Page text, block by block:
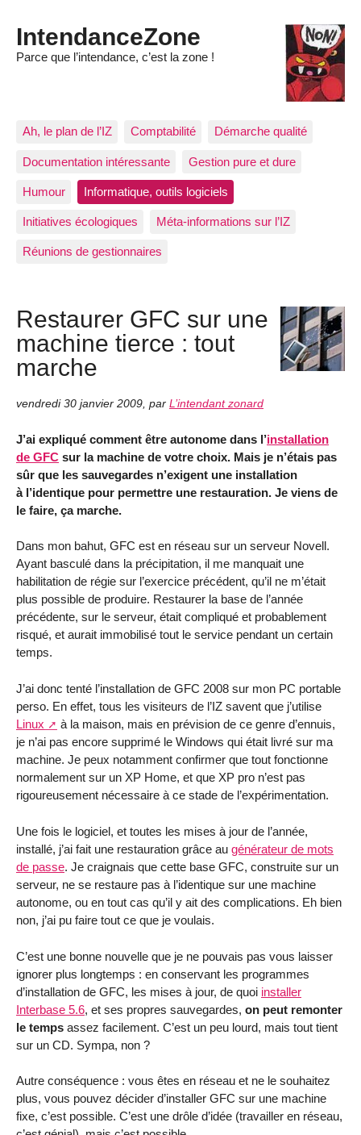
IntendanceZone
Parce que l’intendance, c’est la zone !
Ah, le plan de l’IZ Comptabilité Démarche qualité
Documentation intéressante Gestion pure et dure
Humour Informatique, outils logiciels
Initiatives écologiques Méta-informations sur l’IZ
Réunions de gestionnaires
Restaurer GFC sur une
machine tierce : tout
marche
vendredi 30 janvier 2009 par L’intendant zonard
J’ai expliqué comment être autonome dans l’installation
de GFC sur la machine de votre choix. Mais je n’étais pas
sûr que les sauvegardes n’exigent une installation
à l’identique pour permettre une restauration. Je viens de
le faire, ça marche.
Dans mon bahut, GFC est en réseau sur un serveur Novell.
Ayant basculé dans la précipitation, il me manquait une
habilitation de régie sur l’exercice précédent, qu’il ne m’était
plus possible de produire. Restaurer la base de l’année
précédente, sur le serveur, était compliqué et probablement
risqué, et aurait immobilisé tout le service pendant un certain
temps.
J’ai donc tenté l’installation de GFC 2008 sur mon PC portable
perso. En effet, tous les visiteurs de l’IZ savent que j’utilise
Linux
à la maison, mais en prévision de ce genre d’ennuis,
je n’ai pas encore supprimé le Windows qui était livré sur ma
machine. Je peux notamment confirmer que tout fonctionne
normalement sur un XP Home, et que XP pro n’est pas
rigoureusement nécessaire à ce stade de l’expérimentation.
Une fois le logiciel, et toutes les mises à jour de l’année,
installé, j’ai fait une restauration grâce au générateur de mots
de passe. Je craignais que cette base GFC, construite sur un
serveur, ne se restaure pas à l’identique sur une machine
autonome, ou en tout cas qu’il y ait des complications. Eh bien
non, j’ai pu faire tout ce que je voulais.
C’est une bonne nouvelle que je ne pouvais pas vous laisser
ignorer plus longtemps : en conservant les programmes
d’installation de GFC, les mises à jour, de quoi installer
Interbase 5.6, et ses propres sauvegardes, on peut remonter
le temps assez facilement. C’est un peu lourd, mais tout tient
sur un CD. Sympa, non ?
Autre conséquence : vous êtes en réseau et ne le souhaitez
plus, vous pouvez décider d’installer GFC sur une machine
fixe, c’est possible. C’est une drôle d’idée (travailler en réseau,